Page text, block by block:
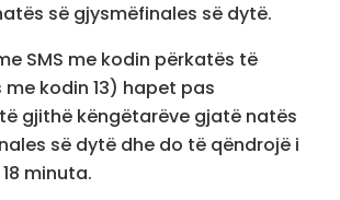
së gjysmëfinales së dytë.
SMS me kodin përkatës të
kodin 13) hapet pas
gjithë këngëtarëve gjatë natës
së dytë dhe do të qëndrojë i
minuta.